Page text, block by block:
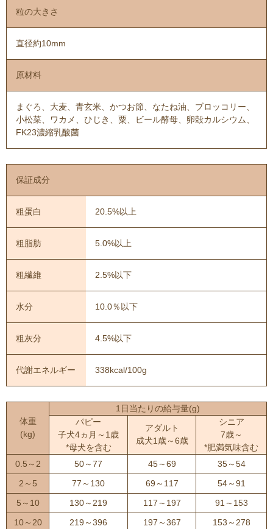
粒の大きさ
直径約10mm
原材料
まぐろ、大麦、青玄米、かつお節、なたね油、ブロッコリー、
小松菜、ワカメ、ひじき、粟、ビール酵母、卵殻カルシウム、
FK23濃縮乳酸菌
保証成分
粗蛋白 20.5%以上
粗脂肪 5.0%以上
粗繊維 2.5%以下
水分 10.0％以下
粗灰分 4.5%以下
代謝エネルギー 338kcal/100g
体重
(kg)
1日当たりの給与量(g)
パピー
子犬4ヵ月～1歳
*母犬を含む
アダルト
成犬1歳～6歳
シニア
7歳～
*肥満気味含む
0.5～2
50～77 45～69
35～54
2～5
77～130 69～117
54～91
5～10
130～219 117～197
91～153
10～20
219～396 197～367 153～278